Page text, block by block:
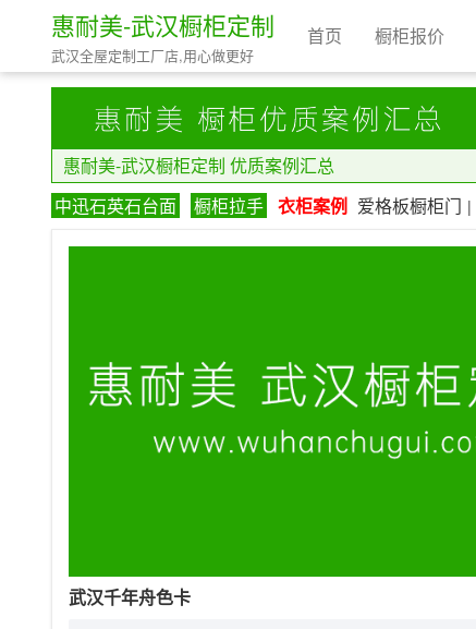
惠耐美-武汉橱柜定制
武汉全屋定制工厂店,用心做更好
首页 橱柜报价
惠耐美-武汉橱柜定制 优质案例汇总
中迅石英石台面
橱柜拉手 衣柜案例 爱格板橱柜门 |
武汉千年舟色卡